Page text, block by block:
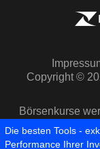
Copyright ©
Börsenkurse
Die besten Tools -
Performance Ihrer